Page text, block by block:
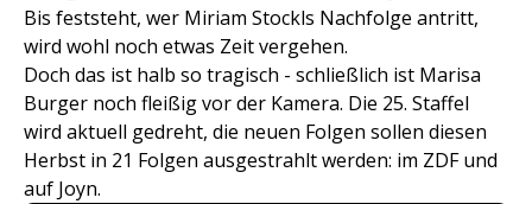
Bis feststeht, wer Miriam Stockls Nachfolge antritt,
wird wohl noch etwas Zeit vergehen.
Doch das ist halb so tragisch - schließlich ist Marisa
Burger noch fleißig vor der Kamera. Die 25. Staffel
wird aktuell gedreht, die neuen Folgen sollen diesen
Herbst in 21 Folgen ausgestrahlt werden: im ZDF und
auf Joyn.